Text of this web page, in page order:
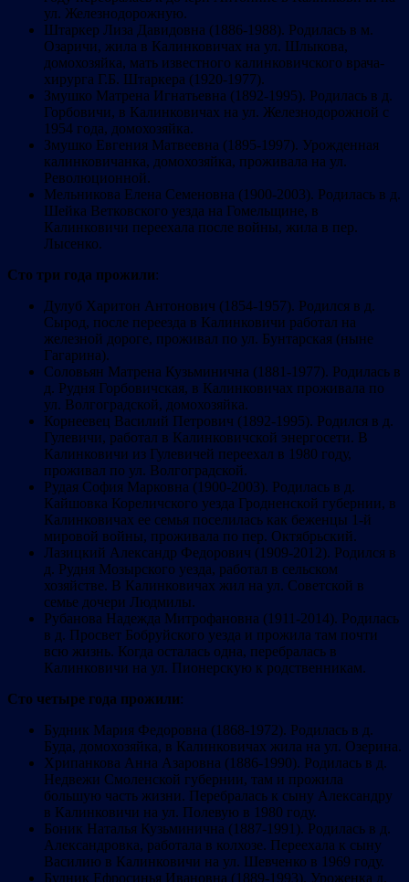
ул. Железнодорожную.
Штаркер Лиза Давидовна (1886-1988). Родилась в м.
Озаричи, жила в Калинковичах на ул. Шлыкова,
домохозяйка, мать известного калинковичского врача-
хирурга Г.Б. Штаркера (1920-1977).
Змушко Матрена Игнатьевна (1892-1995). Родилась в д.
Горбовичи, в Калинковичах на ул. Железнодорожной с
1954 года, домохозяйка.
Змушко Евгения Матвеевна (1895-1997). Урожденная
калинковичанка, домохозяйка, проживала на ул.
Революционной.
Мельникова Елена Семеновна (1900-2003). Родилась в д.
Шейка Ветковского уезда на Гомельщине, в
Калинковичи переехала после войны, жила в пер.
Лысенко.
Сто три года прожили:
Дулуб Харитон Антонович (1854-1957). Родился в д.
Сырод, после переезда в Калинковичи работал на
железной дороге, проживал по ул. Бунтарская (ныне
Гагарина).
Соловьян Матрена Кузьминична (1881-1977). Родилась в
д. Рудня Горбовичская, в Калинковичах проживала по
ул. Волгоградской, домохозяйка.
Корнеевец Василий Петрович (1892-1995). Родился в д.
Гулевичи, работал в Калинковичской энергосети. В
Калинковичи из Гулевичей переехал в 1980 году,
проживал по ул. Волгоградской.
Рудая София Марковна (1900-2003). Родилась в д.
Кайшовка Кореличского уезда Гродненской губернии, в
Калинковичах ее семья поселилась как беженцы 1-й
мировой войны, проживала по пер. Октябрьский.
Лазицкий Александр Федорович (1909-2012). Родился в
д. Рудня Мозырского уезда, работал в сельском
хозяйстве. В Калинковичах жил на ул. Советской в
семье дочери Людмилы.
Рубанова Надежда Митрофановна (1911-2014). Родилась
в д. Просвет Бобруйского уезда и прожила там почти
всю жизнь. Когда осталась одна, перебралась в
Калинковичи на ул. Пионерскую к родственникам.
Сто четыре года прожили:
Будник Мария Федоровна (1868-1972). Родилась в д.
Буда, домохозяйка, в Калинковичах жила на ул. Озерина.
Хрипанкова Анна Азаровна (1886-1990). Родилась в д.
Недвежи Смоленской губернии, там и прожила
большую часть жизни. Перебралась к сыну Александру
в Калинковичи на ул. Полевую в 1980 году.
Боник Наталья Кузьминична (1887-1991). Родилась в д.
Александровка, работала в колхозе. Переехала к сыну
Василию в Калинковичи на ул. Шевченко в 1969 году.
Будник Ефросинья Ивановна (1889-1993). Уроженка д.